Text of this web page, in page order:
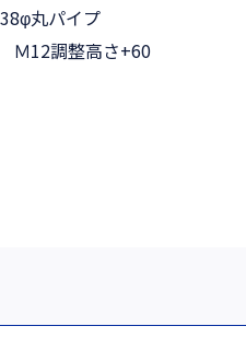
丸パイプ
Ｍ12調整高さ+60